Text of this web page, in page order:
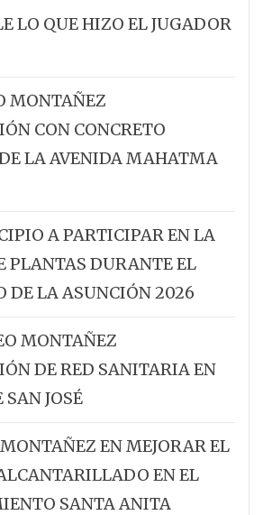
LO QUE HIZO EL JUGADOR
MONTAÑEZ
CON CONCRETO
LA AVENIDA MAHATMA
A PARTICIPAR EN LA
PLANTAS DURANTE EL
DE LA ASUNCIÓN 2026
MONTAÑEZ
DE RED SANITARIA EN
JOSÉ
EN MEJORAR EL
EN EL
SANTA ANITA